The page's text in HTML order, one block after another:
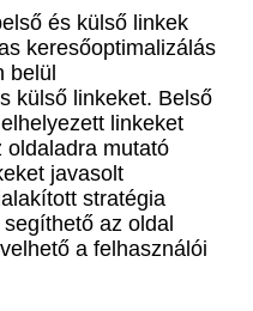
és külső linkek
keresőoptimalizálás
belül
külső linkeket. Belső
linkeket
oldaladra mutató
javasolt
stratégia
az oldal
a felhasználói